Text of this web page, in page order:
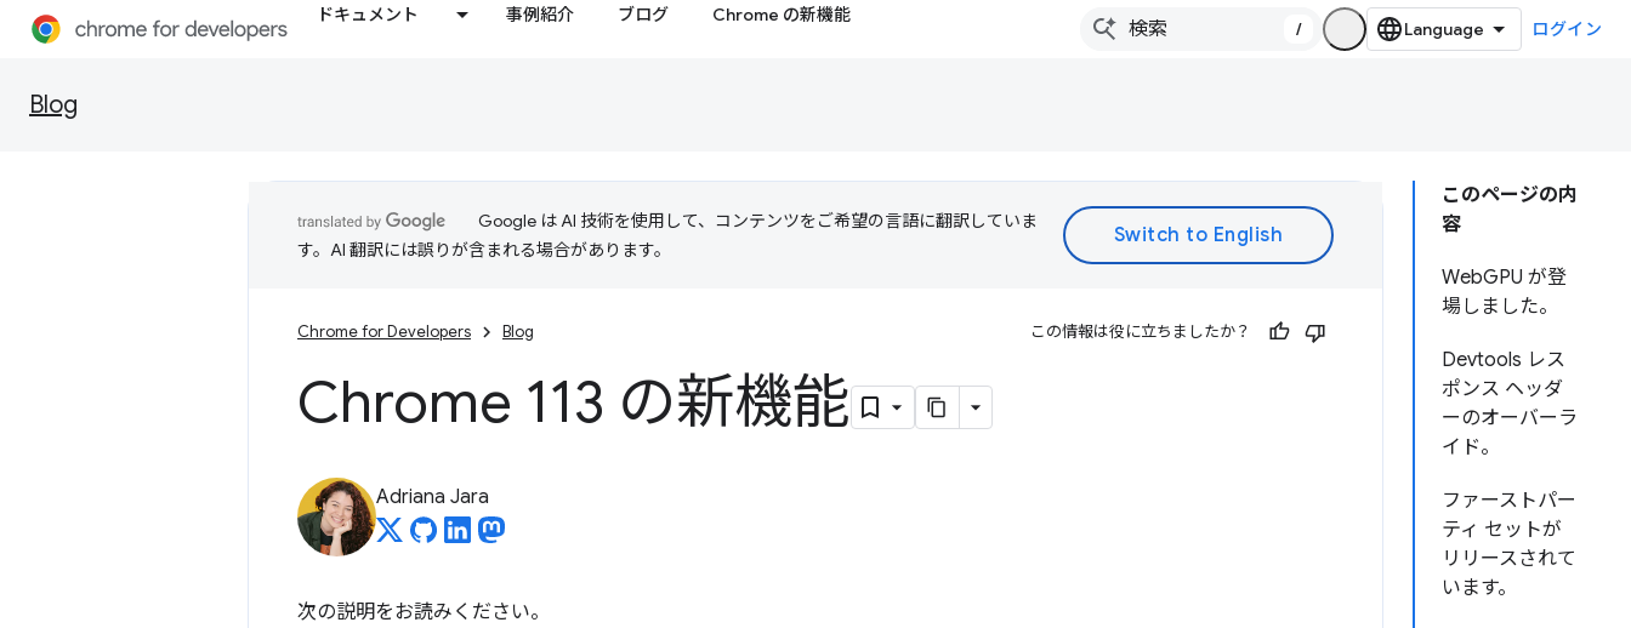
ドキュメント 事例紹介 ブログ Chrome の新機能
/ ログイン
Blog
このページの内
容
WebGPU が登
場しました。
Devtools レス
ポンス ヘッダ
ーのオーバーラ
イド。
ファーストパー
ティ セットが
リリースされて
います。
Google は AI 技術を使用して、コンテンツをご希望の言語に翻訳していま
す。AI 翻訳には誤りが含まれる場合があります。
Chrome for Developers Blog この情報は役に立ちましたか？
Chrome 113 の新機能
Adriana Jara
次の説明をお読みください。